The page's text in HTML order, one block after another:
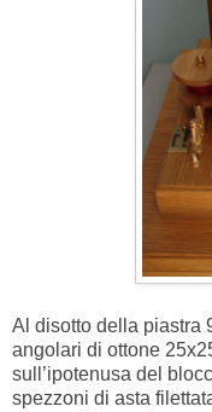
Al disotto della piastra
angolari di ottone
sull’ipotenusa del
spezzoni di asta